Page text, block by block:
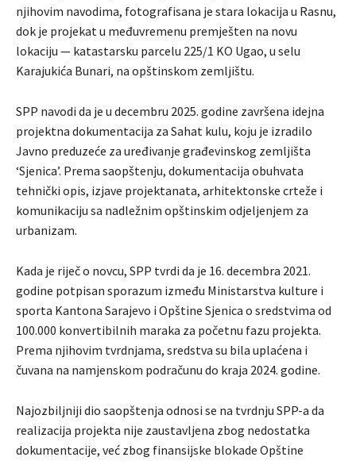
njihovim navodima, fotografisana je stara lokacija u Rasnu,
dok je projekat u međuvremenu premješten na novu
lokaciju — katastarsku parcelu 225/1 KO Ugao, u selu
Karajukića Bunari, na opštinskom zemljištu.
SPP navodi da je u decembru 2025. godine završena idejna
projektna dokumentacija za Sahat kulu, koju je izradilo
Javno preduzeće za uređivanje građevinskog zemljišta
‘Sjenica’. Prema saopštenju, dokumentacija obuhvata
tehnički opis, izjave projektanata, arhitektonske crteže i
komunikaciju sa nadležnim opštinskim odjeljenjem za
urbanizam.
Kada je riječ o novcu, SPP tvrdi da je 16. decembra 2021.
godine potpisan sporazum između Ministarstva kulture i
sporta Kantona Sarajevo i Opštine Sjenica o sredstvima od
100.000 konvertibilnih maraka za početnu fazu projekta.
Prema njihovim tvrdnjama, sredstva su bila uplaćena i
čuvana na namjenskom podračunu do kraja 2024. godine.
Najozbiljniji dio saopštenja odnosi se na tvrdnju SPP-a da
realizacija projekta nije zaustavljena zbog nedostatka
dokumentacije, već zbog finansijske blokade Opštine